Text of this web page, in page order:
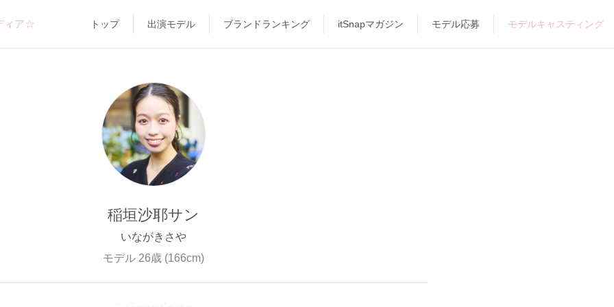
ィア☆ トップ 出演モデル ブランドランキング itSnapマガジン モデル応募 モデルキャスティング
稲垣沙耶サン
いながきさや
モデル 26歳 (166cm)